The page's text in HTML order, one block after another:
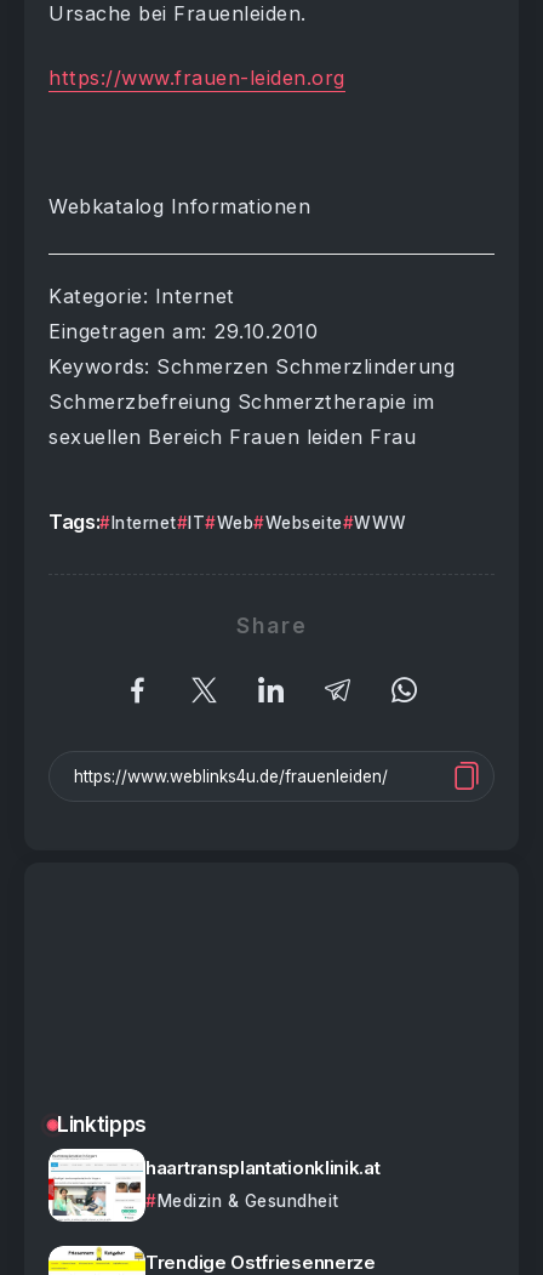
Ursache bei Frauenleiden.
https://www.frauen-leiden.org
Webkatalog Informationen
Kategorie: Internet
Eingetragen am: 29.10.2010
Keywords: Schmerzen Schmerzlinderung
Schmerzbefreiung Schmerztherapie im
sexuellen Bereich Frauen leiden Frau
Tags: Internet IT Web Webseite WWW
Share
Linktipps
haartransplantationklinik.at
Medizin & Gesundheit
Trendige Ostfriesennerze